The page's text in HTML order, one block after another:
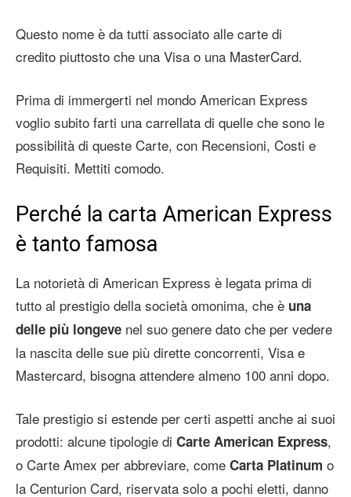
Questo nome è da tutti associato alle carte di
credito piuttosto che una Visa o una MasterCard.
Prima di immergerti nel mondo American Express
voglio subito farti una carrellata di quelle che sono le
possibilità di queste Carte, con Recensioni, Costi e
Requisiti. Mettiti comodo.
Perché la carta American Express
è tanto famosa
La notorietà di American Express è legata prima di
tutto al prestigio della società omonima, che è una
delle più longeve nel suo genere dato che per vedere
la nascita delle sue più dirette concorrenti, Visa e
Mastercard, bisogna attendere almeno 100 anni dopo.
Tale prestigio si estende per certi aspetti anche ai suoi
prodotti: alcune tipologie di Carte American Express,
o Carte Amex per abbreviare, come Carta Platinum o
la Centurion Card, riservata solo a pochi eletti, danno